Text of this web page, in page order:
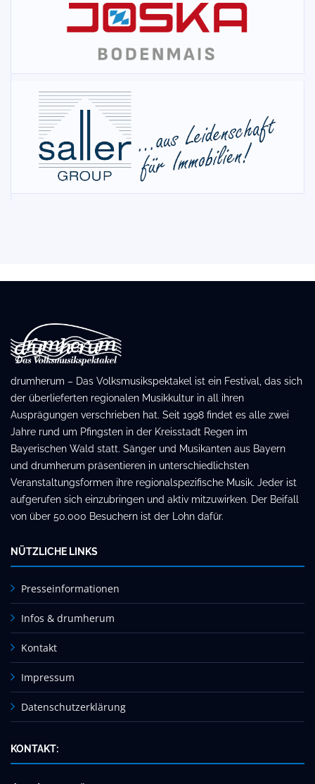
drumherum – Das Volksmusikspektakel ist ein Festival, das sich
der überlieferten regionalen Musikkultur in all ihren
Ausprägungen verschrieben hat. Seit 1998 findet es alle zwei
Jahre rund um Pfingsten in der Kreisstadt Regen im
Bayerischen Wald statt. Sänger und Musikanten aus Bayern
und drumherum präsentieren in unterschiedlichsten
Veranstaltungsformen ihre regionalspezifische Musik. Jeder ist
aufgerufen sich einzubringen und aktiv mitzuwirken. Der Beifall
von über 50.000 Besuchern ist der Lohn dafür.
NÜTZLICHE LINKS
Presseinformationen
Infos & drumherum
Kontakt
Impressum
Datenschutzerklärung
KONTAKT: